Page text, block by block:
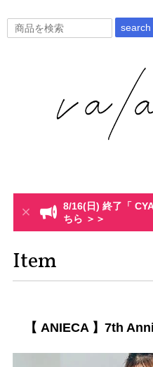
search
8/16(日) 終了「
ちら ＞＞
Item
【 ANIECA 】7th